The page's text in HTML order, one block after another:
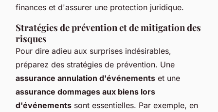
finances et d'assurer une protection juridique.
Stratégies de prévention et de mitigation des
risques
Pour dire adieu aux surprises indésirables,
préparez des stratégies de prévention. Une
assurance annulation d'événements et une
assurance dommages aux biens lors
d'événements sont essentielles. Par exemple, en